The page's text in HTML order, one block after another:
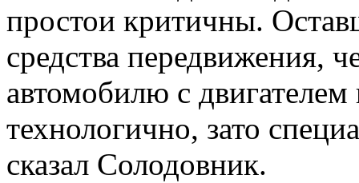
простои критичны.
средства передвижения,
автомобилю с
технологично, зато
сказал Солодовник.